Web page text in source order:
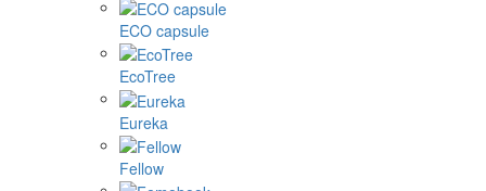
ECO capsule
EcoTree
Eureka
Fellow